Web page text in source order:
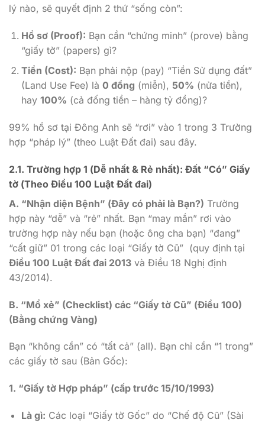
lý nào, sẽ quyết định 2 thứ “sống còn”:
Hồ sơ (Proof): Bạn cần “chứng minh” (prove) bằng
“giấy tờ” (papers) gì?
Tiền (Cost): Bạn phải nộp (pay) “Tiền Sử dụng đất”
(Land Use Fee) là 0 đồng (miễn), 50% (nửa tiền),
hay 100% (cả đống tiền – hàng tỷ đồng)?
99% hồ sơ tại Đông Anh sẽ “rơi” vào 1 trong 3 Trường
hợp “pháp lý” (theo Luật Đất đai) sau đây.
2.1. Trường hợp 1 (Dễ nhất & Rẻ nhất): Đất “Có” Giấy
tờ (Theo Điều 100 Luật Đất đai)
A. “Nhận diện Bệnh” (Đây có phải là Bạn?) Trường
hợp này “dễ” và “rẻ” nhất. Bạn “may mắn” rơi vào
trường hợp này nếu bạn (hoặc ông cha bạn) “đang”
“cất giữ” 01 trong các loại “Giấy tờ Cũ” (quy định tại
Điều 100 Luật Đất đai 2013 và Điều 18 Nghị định
43/2014).
B. “Mổ xẻ” (Checklist) các “Giấy tờ Cũ” (Điều 100)
(Bằng chứng Vàng)
Bạn “không cần” có “tất cả” (all). Bạn chỉ cần “1 trong”
các giấy tờ sau (Bản Gốc):
1. “Giấy tờ Hợp pháp” (cấp trước 15/10/1993)
Là gì: Các loại “Giấy tờ Gốc” do “Chế độ Cũ” (Sài